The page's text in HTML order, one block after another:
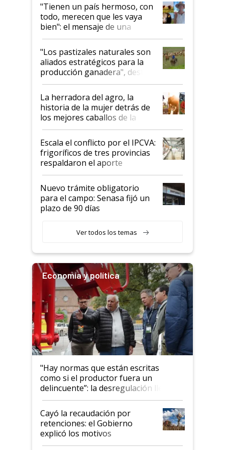
"Tienen un país hermoso, con
todo, merecen que les vaya
bien": el mensaje de una
ganadera uruguaya sobre las
oportunidades que se abren
para el agro en Argentina, con
foco en la carne
"Los pastizales naturales son
aliados estratégicos para la
producción ganadera", destaca
la iniciativa que ya reúne a 46
establecimientos en Argentina
La herradora del agro, la
historia de la mujer detrás de
los mejores caballos de la
Argentina y los mitos que
todavía hacen sufrir a estos
animales: "Mientras me
descalificaban, yo seguí
haciendo currículum"
Escala el conflicto por el IPCVA:
frigoríficos de tres provincias
respaldaron el aporte
obligatorio
Nuevo trámite obligatorio
para el campo: Senasa fijó un
plazo de 90 días
Ver todos los temas
Economía y política
"Hay normas que están escritas
como si el productor fuera un
delincuente”: la desregulación llegó
al Congreso Aapresid y hasta se
habló del financiamiento al IPCVA
Cayó la recaudación por
retenciones: el Gobierno
explicó los motivos